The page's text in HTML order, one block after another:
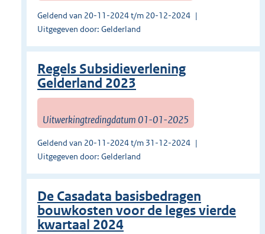
Geldend van 20-11-2024 t/m 20-12-2024
Uitgegeven door: Gelderland
Regels Subsidieverlening
Gelderland 2023
Uitwerkingtredingdatum 01-01-2025
Geldend van 20-11-2024 t/m 31-12-2024
Uitgegeven door: Gelderland
De Casadata basisbedragen
bouwkosten voor de leges vierde
kwartaal 2024